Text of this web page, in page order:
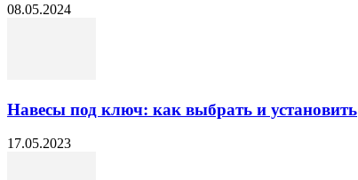
08.05.2024
Навесы под ключ: как выбрать и установить
17.05.2023